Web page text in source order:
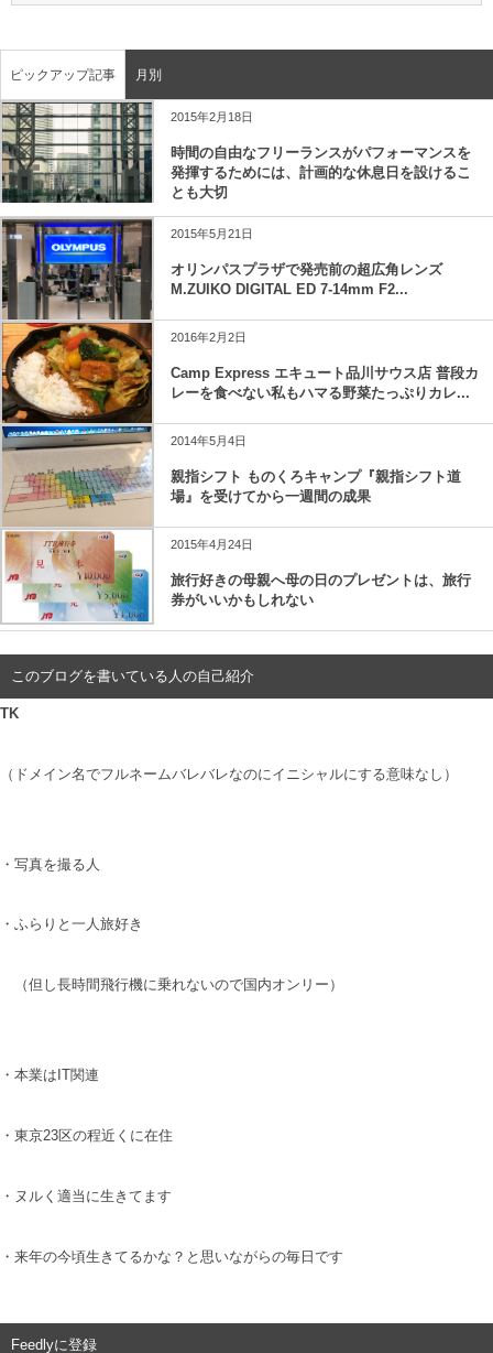
ピックアップ記事 月別
2015年2月18日
時間の自由なフリーランスがパフォーマンスを
発揮するためには、計画的な休息日を設けるこ
とも大切
2015年5月21日
オリンパスプラザで発売前の超広角レンズ
M.ZUIKO DIGITAL ED 7-14mm F2...
2016年2月2日
Camp Express エキュート品川サウス店 普段カ
レーを食べない私もハマる野菜たっぷりカレ...
2014年5月4日
親指シフト ものくろキャンプ『親指シフト道
場』を受けてから一週間の成果
2015年4月24日
旅行好きの母親へ母の日のプレゼントは、旅行
券がいいかもしれない
このブログを書いている人の自己紹介
TK
（ドメイン名でフルネームバレバレなのにイニシャルにする意味なし）
・写真を撮る人
・ふらりと一人旅好き
（但し長時間飛行機に乗れないので国内オンリー）
・本業はIT関連
・東京23区の程近くに在住
・ヌルく適当に生きてます
・来年の今頃生きてるかな？と思いながらの毎日です
Feedlyに登録